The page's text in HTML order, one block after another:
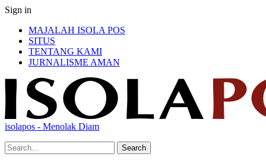
Sign in
MAJALAH ISOLA POS
SITUS
TENTANG KAMI
JURNALISME AMAN
isolapos - Menolak Diam